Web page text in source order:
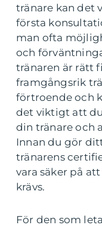
tränare kan det
första
man ofta
och
tränaren är rätt
framgångsrik
förtroende och
det viktigt att
din tränare och
Innan du gör
tränarens
vara säker på
krävs.
För den som